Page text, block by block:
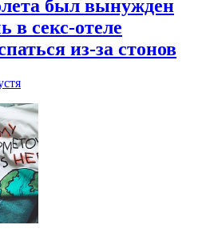
был вынужден
в секс-отеле
из-за стонов